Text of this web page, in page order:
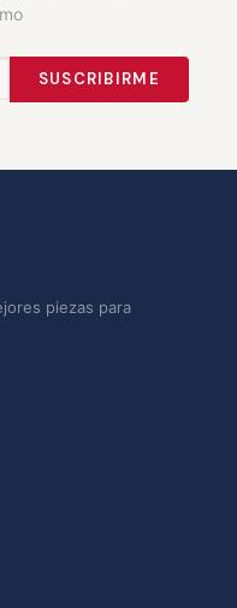
SUSCRIBIRME
piezas para